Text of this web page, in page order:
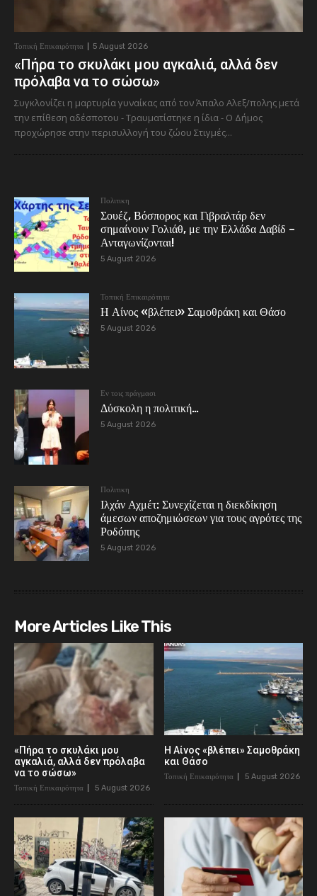
Τοπική Επικαιρότητα 5 August 2026
«Πήρα το σκυλάκι μου αγκαλιά, αλλά δεν
πρόλαβα να το σώσω»
Συγκλονίζει η μαρτυρία γυναίκας από τον Άπαλο Αλεξ/πολης μετά
την επίθεση αδέσποτου - Τραυματίστηκε η ίδια - Ο Δήμος
προχώρησε στην περισυλλογή του ζώου Στιγμές...
Πολιτικη
Σουέζ, Βόσπορος και Γιβραλτάρ δεν
σημαίνουν Γολιάθ, με την Ελλάδα Δαβίδ –
Ανταγωνίζονται!
5 August 2026
Τοπική Επικαιρότητα
Η Αίνος «βλέπει» Σαμοθράκη και Θάσο
5 August 2026
Εν τοις πράγμασι
Δύσκολη η πολιτική…
5 August 2026
Πολιτικη
Ιλχάν Αχμέτ: Συνεχίζεται η διεκδίκηση
άμεσων αποζημιώσεων για τους αγρότες της
Ροδόπης
5 August 2026
More Articles Like This
«Πήρα το σκυλάκι μου
αγκαλιά, αλλά δεν πρόλαβα
να το σώσω»
Τοπική Επικαιρότητα 5 August 2026
Η Αίνος «βλέπει» Σαμοθράκη
και Θάσο
Τοπική Επικαιρότητα 5 August 2026